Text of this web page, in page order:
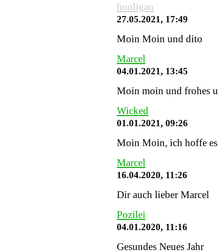
hooligan
27.05.2021, 17:49
Moin Moin und dito
Marcel
04.01.2021, 13:45
Moin moin und frohes
Wicked
01.01.2021, 09:26
Moin Moin, ich hoffe
Marcel
16.04.2020, 11:26
Dir auch lieber Marcel
Pozilei
04.01.2020, 11:16
Gesundes Neues Jahr